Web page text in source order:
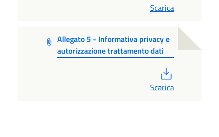
Scarica
Allegato 5 - Informativa privacy e
autorizzazione trattamento dati
Scarica